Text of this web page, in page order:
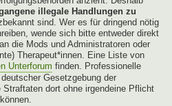
illegale Handlungen zu
sind. Wer es für dringend nötig
wende sich bitte entweder direkt
die Mods und Administratoren oder
Therapeut*innen. Eine Liste von
Unterforum finden. Professionelle
Gesetzgebung der
dort ohne irgendeine Pflicht